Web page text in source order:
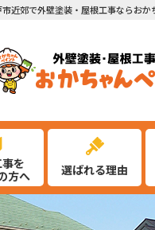
近郊で外壁塗装・屋根工事ならおか
を
方へ
選ばれる理由